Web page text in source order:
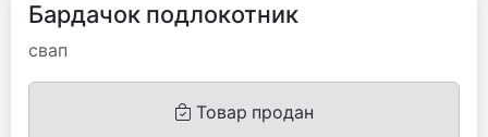
Бардачок подлокотник
свап
Товар продан